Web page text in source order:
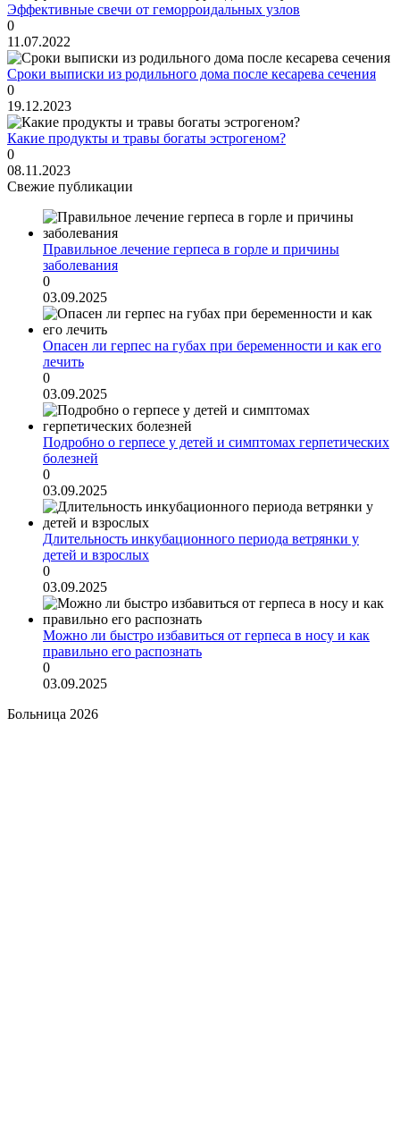
Эффективные свечи от геморроидальных узлов
0
11.07.2022
Сроки выписки из родильного дома после кесарева сечения
0
19.12.2023
Какие продукты и травы богаты эстрогеном?
0
08.11.2023
Свежие публикации
Правильное лечение герпеса в горле и причины
заболевания
0
03.09.2025
Опасен ли герпес на губах при беременности и как его
лечить
0
03.09.2025
Подробно о герпесе у детей и симптомах герпетических
болезней
0
03.09.2025
Длительность инкубационного периода ветрянки у
детей и взрослых
0
03.09.2025
Можно ли быстро избавиться от герпеса в носу и как
правильно его распознать
0
03.09.2025
Больница 2026